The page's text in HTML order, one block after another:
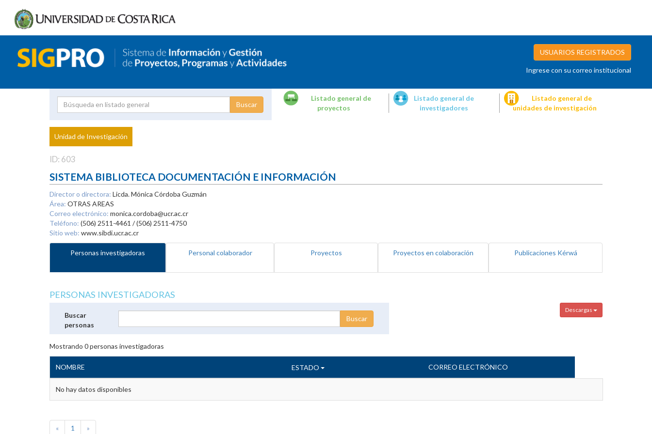
USUARIOS REGISTRADOS
Ingrese con su correo institucional
Proyecto
Investigador
Listado general de
proyectos
Listado general de
investigadores
Listado general de
unidades de investigación
Unidad de Investigación
ID: 603
SISTEMA BIBLIOTECA DOCUMENTACIÓN E INFORMACIÓN
Director o directora: Licda. Mónica Córdoba Guzmán
Área: OTRAS AREAS
Correo electrónico: monica.cordoba@ucr.ac.cr
Teléfono: (506) 2511-4461 / (506) 2511-4750
Sitio web: www.sibdi.ucr.ac.cr
Personas investigadoras Personal colaborador Proyectos Proyectos en colaboración Publicaciones Kérwá
PERSONAS INVESTIGADORAS
Descargas
Buscar
personas
Mostrando 0personas investigadoras
NOMBRE ESTADO CORREO ELECTRÓNICO
No hay datos disponibles
« 1 »